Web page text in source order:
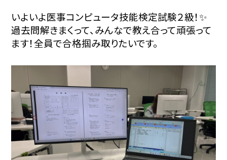
いよいよ医事コンピュータ技能検定試験２級！✨
過去問解きまくって、みんなで教え合って頑張って
ます！全員で合格掴み取りたいです。